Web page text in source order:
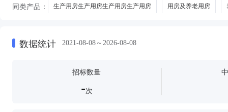
同类产品： 生产用房生产用房生产用房生产用房 用房及养老用房
数据统计 2021-08-08～2026-08-08
招标数量
-次